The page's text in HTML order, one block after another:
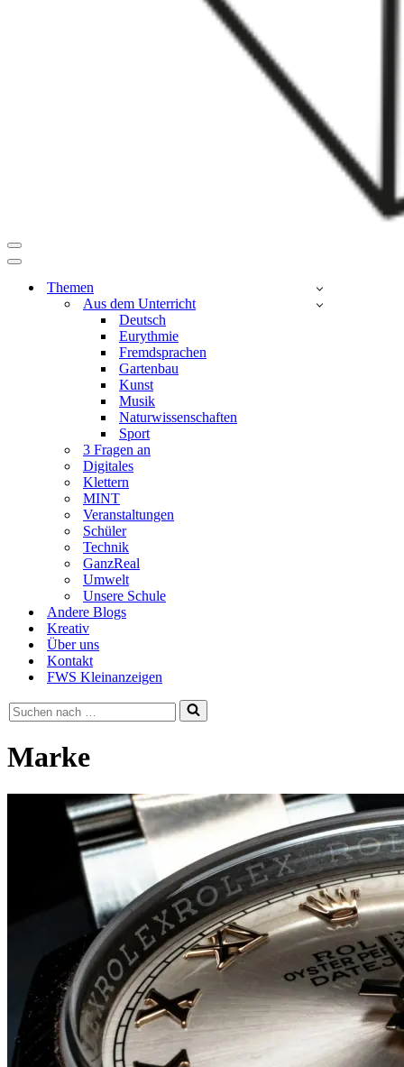
Navigationsmenü
Navigationsmenü
Themen
Aus dem Unterricht
Deutsch
Eurythmie
Fremdsprachen
Gartenbau
Kunst
Musik
Naturwissenschaften
Sport
3 Fragen an
Digitales
Klettern
MINT
Veranstaltungen
Schüler
Technik
GanzReal
Umwelt
Unsere Schule
Andere Blogs
Kreativ
Über uns
Kontakt
FWS Kleinanzeigen
Suchen
nach …
Marke